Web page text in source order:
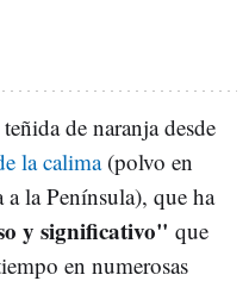
de naranja desde
la calima(polvo en
la Península), que ha
y significativo" que
en numerosas